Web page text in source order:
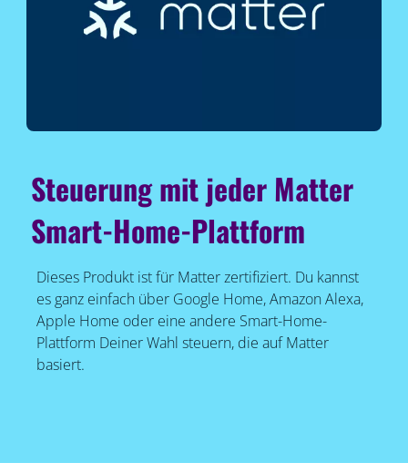
Steuerung mit jeder Matter
Smart-Home-Plattform
Dieses Produkt ist für Matter zertifiziert. Du kannst
es ganz einfach über Google Home, Amazon Alexa,
Apple Home oder eine andere Smart-Home-
Plattform Deiner Wahl steuern, die auf Matter
basiert.